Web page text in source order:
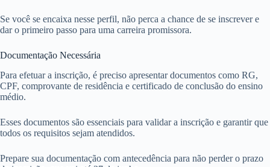
Se você se encaixa nesse perfil, não perca a chance de se inscrever e
dar o primeiro passo para uma carreira promissora.
Documentação Necessária
Para efetuar a inscrição, é preciso apresentar documentos como RG,
CPF, comprovante de residência e certificado de conclusão do ensino
médio.
Esses documentos são essenciais para validar a inscrição e garantir que
todos os requisitos sejam atendidos.
Prepare sua documentação com antecedência para não perder o prazo